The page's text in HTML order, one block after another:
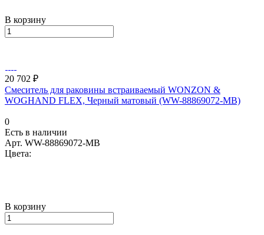
В корзину
20 702 ₽
Смеситель для раковины встраиваемый WONZON &
WOGHAND FLEX, Черный матовый (WW-88869072-MB)
0
Есть в наличии
Арт. WW-88869072-MB
Цвета:
В корзину